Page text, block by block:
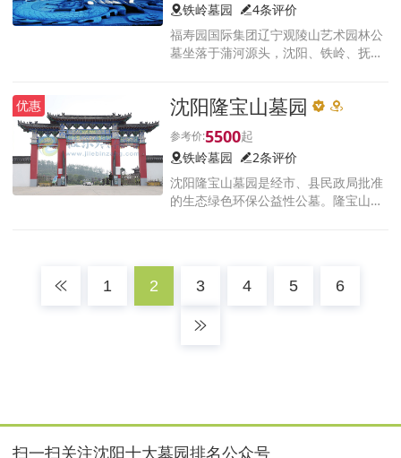
铁岭墓园
4条评价
福寿园国际集团辽宁观陵山艺术园林公
墓坐落于蒲河源头，沈阳、铁岭、抚顺
秀丽辽阔无垠。
优惠 沈阳隆宝山墓园
5500
铁岭墓园
2条评价
沈阳隆宝山墓园是经市、县民政局批准
的生态绿色环保公益性公墓。隆宝山墓
1 2 3 4 5 6
扫一扫关注沈阳十大墓园排名公众号